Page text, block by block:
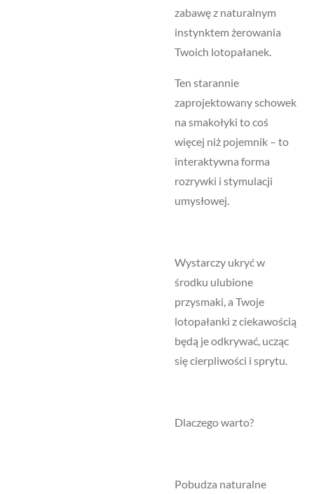
zabawę z naturalnym
instynktem żerowania
Twoich lotopałanek.
Ten starannie
zaprojektowany schowek
na smakołyki to coś
więcej niż pojemnik – to
interaktywna forma
rozrywki i stymulacji
umysłowej.
Wystarczy ukryć w
środku ulubione
przysmaki, a Twoje
lotopałanki z ciekawością
będą je odkrywać, ucząc
się cierpliwości i sprytu.
Dlaczego warto?
Pobudza naturalne